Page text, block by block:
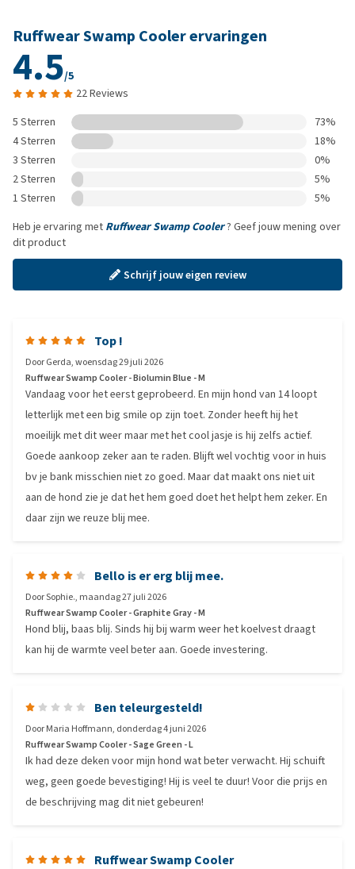
Ruffwear Swamp Cooler ervaringen
4.5/5
22 Reviews
5 Sterren
73%
4 Sterren
18%
3 Sterren
0%
2 Sterren
5%
1 Sterren
5%
Heb je ervaring met Ruffwear Swamp Cooler? Geef jouw mening over
dit product
Schrijf jouw eigen review
Top !
DoorGerda,woensdag 29 juli 2026
Ruffwear Swamp Cooler - Biolumin Blue - M
Vandaag voor het eerst geprobeerd. En mijn hond van 14 loopt
letterlijk met een big smile op zijn toet. Zonder heeft hij het
moeilijk met dit weer maar met het cool jasje is hij zelfs actief.
Goede aankoop zeker aan te raden. Blijft wel vochtig voor in huis
bv je bank misschien niet zo goed. Maar dat maakt ons niet uit
aan de hond zie je dat het hem goed doet het helpt hem zeker. En
daar zijn we reuze blij mee.
Bello is er erg blij mee.
DoorSophie., maandag 27 juli 2026
Ruffwear Swamp Cooler - Graphite Gray - M
Hond blij, baas blij. Sinds hij bij warm weer het koelvest draagt
kan hij de warmte veel beter aan. Goede investering.
Ben teleurgesteld!
DoorMaria Hoffmann, donderdag 4 juni 2026
Ruffwear Swamp Cooler - Sage Green - L
Ik had deze deken voor mijn hond wat beter verwacht. Hij schuift
weg, geen goede bevestiging! Hij is veel te duur! Voor die prijs en
de beschrijving mag dit niet gebeuren!
Ruffwear Swamp Cooler